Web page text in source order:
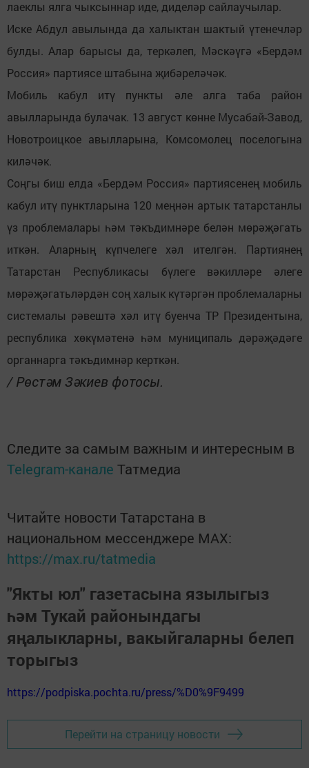
лаеклы ялга чыксыннар иде, диделәр сайлаучылар.
Иске Абдул авылында да халыктан шактый үтенечләр
булды. Алар барысы да, теркәлеп, Мәскәүгә «Бердәм
Россия» партиясе штабына җибәреләчәк.
Мобиль кабул итү пункты әле алга таба район
авылларында булачак. 13 август көнне Мусабай-Завод,
Новотроицкое авылларына, Комсомолец поселогына
киләчәк.
Соңгы биш елда «Бердәм Россия» партиясенең мобиль
кабул итү пунктларына 120 меңнән артык татарстанлы
үз проблемалары һәм тәкъдимнәре белән мөрәҗәгать
иткән. Аларның күпчелеге хәл ителгән. Партиянең
Татарстан Республикасы бүлеге вәкилләре әлеге
мөрәҗәгатьләрдән соң халык күтәргән проблемаларны
системалы рәвештә хәл итү буенча ТР Президентына,
республика хөкүмәтенә һәм муниципаль дәрәҗәдәге
органнарга тәкъдимнәр керткән.
/ Рөстәм Зәкиев фотосы.
Следите за самым важным и интересным в
Telegram-канале Татмедиа
Читайте новости Татарстана в
национальном мессенджере MАХ:
https://max.ru/tatmedia
"Якты юл" газетасына язылыгыз
һәм Тукай районындагы
яңалыкларны, вакыйгаларны белеп
торыгыз
https://podpiska.pochta.ru/press/%D0%9F9499
Перейти на страницу новости